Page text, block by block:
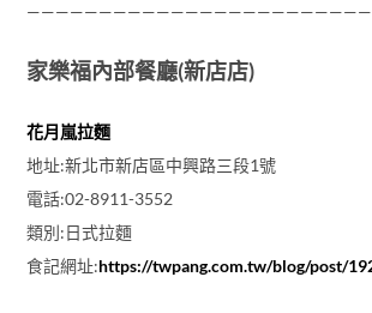
————————————————————————
家樂福內部餐廳(新店店)
花月嵐拉麵
地址:新北市新店區中興路三段1號
電話:02-8911-3552
類別:日式拉麵
食記網址:https://twpang.com.tw/blog/post/